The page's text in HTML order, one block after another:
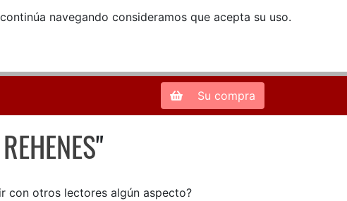
navegando consideramos que acepta su uso.
Zona de Clientes
Su compra
"
con otros lectores algún aspecto?